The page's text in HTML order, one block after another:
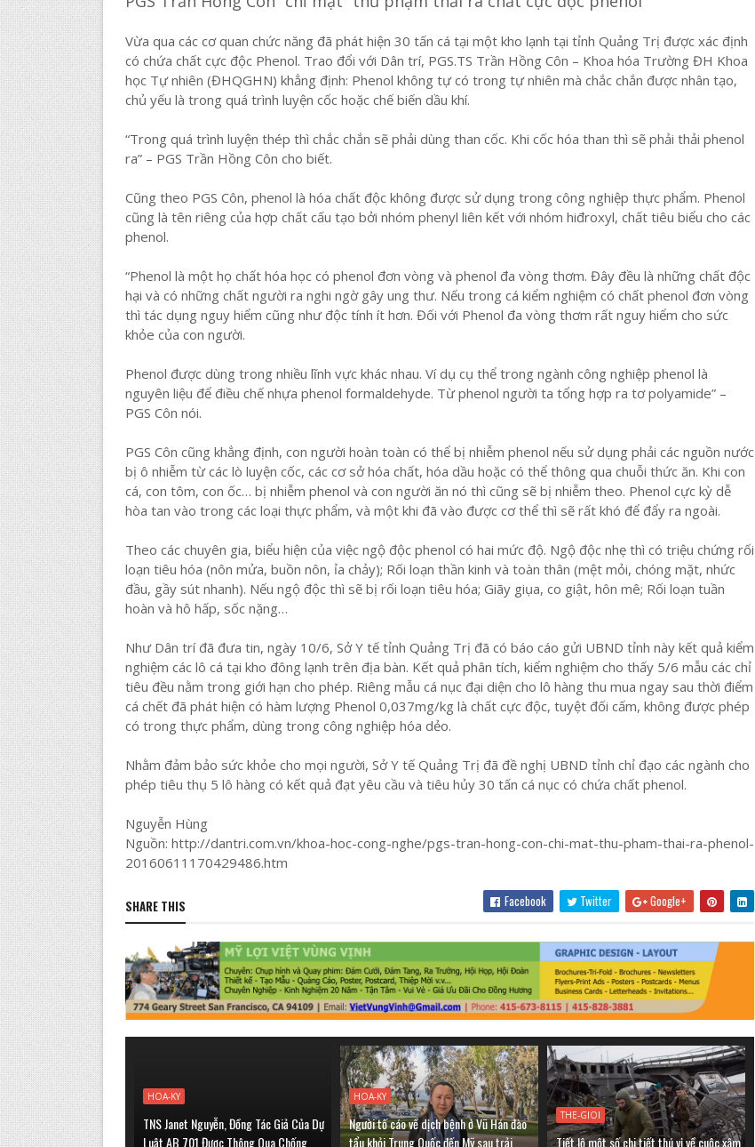
Vừa qua các cơ quan chức năng đã phát hiện 30 tấn cá tại một kho lạnh tại tỉnh Quảng Trị được xác định
có chứa chất cực độc Phenol. Trao đổi với Dân trí, PGS.TS Trần Hồng Côn – Khoa hóa Trường ĐH Khoa
học Tự nhiên (ĐHQGHN) khẳng định: Phenol không tự có trong tự nhiên mà chắc chắn được nhân tạo,
chủ yếu là trong quá trình luyện cốc hoặc chế biến dầu khí.
“Trong quá trình luyện thép thì chắc chắn sẽ phải dùng than cốc. Khi cốc hóa than thì sẽ phải thải phenol
ra” – PGS Trần Hồng Côn cho biết.
Cũng theo PGS Côn, phenol là hóa chất độc không được sử dụng trong công nghiệp thực phẩm. Phenol
cũng là tên riêng của hợp chất cấu tạo bởi nhóm phenyl liên kết với nhóm hiđroxyl, chất tiêu biểu cho các
phenol.
“Phenol là một họ chất hóa học có phenol đơn vòng và phenol đa vòng thơm. Đây đều là những chất độc
hại và có những chất người ra nghi ngờ gây ung thư. Nếu trong cá kiểm nghiệm có chất phenol đơn vòng
thì tác dụng nguy hiểm cũng như độc tính ít hơn. Đối với Phenol đa vòng thơm rất nguy hiểm cho sức
khỏe của con người.
Phenol được dùng trong nhiều lĩnh vực khác nhau. Ví dụ cụ thể trong ngành công nghiệp phenol là
nguyên liệu để điều chế nhựa phenol formaldehyde. Từ phenol người ta tổng hợp ra tơ polyamide” –
PGS Côn nói.
PGS Côn cũng khẳng định, con người hoàn toàn có thể bị nhiễm phenol nếu sử dụng phải các nguồn nước
bị ô nhiễm từ các lò luyện cốc, các cơ sở hóa chất, hóa dầu hoặc có thể thông qua chuỗi thức ăn. Khi con
cá, con tôm, con ốc… bị nhiễm phenol và con người ăn nó thì cũng sẽ bị nhiễm theo. Phenol cực kỳ dễ
hòa tan vào trong các loại thực phẩm, và một khi đã vào được cơ thể thì sẽ rất khó để đẩy ra ngoài.
Theo các chuyên gia, biểu hiện của việc ngộ độc phenol có hai mức độ. Ngộ độc nhẹ thì có triệu chứng rối
loạn tiêu hóa (nôn mửa, buồn nôn, ỉa chảy); Rối loạn thần kinh và toàn thân (mệt mỏi, chóng mặt, nhức
đầu, gầy sút nhanh). Nếu ngộ độc thì sẽ bị rối loạn tiêu hóa; Giãy giụa, co giật, hôn mê; Rối loạn tuần
hoàn và hô hấp, sốc nặng…
Như Dân trí đã đưa tin, ngày 10/6, Sở Y tế tỉnh Quảng Trị đã có báo cáo gửi UBND tỉnh này kết quả kiểm
nghiệm các lô cá tại kho đông lạnh trên địa bàn. Kết quả phân tích, kiểm nghiệm cho thấy 5/6 mẫu các chỉ
tiêu đều nằm trong giới hạn cho phép. Riêng mẫu cá nục đại diện cho lô hàng thu mua ngay sau thời điểm
cá chết đã phát hiện có hàm lượng Phenol 0,037mg/kg là chất cực độc, tuyệt đối cấm, không được phép
có trong thực phẩm, dùng trong công nghiệp hóa dẻo.
Nhằm đảm bảo sức khỏe cho mọi người, Sở Y tế Quảng Trị đã đề nghị UBND tỉnh chỉ đạo các ngành cho
phép tiêu thụ 5 lô hàng có kết quả đạt yêu cầu và tiêu hủy 30 tấn cá nục có chứa chất phenol.
Nguyễn Hùng
Nguồn: http://dantri.com.vn/khoa-hoc-cong-nghe/pgs-tran-hong-con-chi-mat-thu-pham-thai-ra-phenol-
20160611170429486.htm
SHARE THIS Facebook Twitter Google+
HOA-KY
TNS Janet Nguyễn, Đồng Tác Giả Của Dự
Luật AB 701 Được Thông Qua Chống
HOA-KY
Người tố cáo về dịch bệnh ở Vũ Hán đào
tẩu khỏi Trung Quốc đến Mỹ sau trải
THE-GIOI
Tiết lộ một số chi tiết thú vị về cuộc xâm